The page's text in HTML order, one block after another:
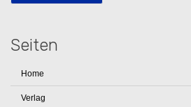
Seiten
Home
Verlag